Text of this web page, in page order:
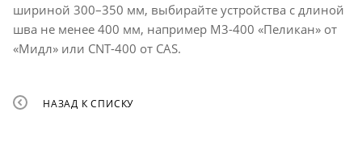
шириной 300–350 мм, выбирайте устройства с длиной
шва не менее 400 мм, например М3-400 «Пеликан» от
«Мидл» или CNT-400 от CAS.
НАЗАД К СПИСКУ